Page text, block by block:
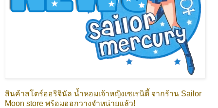
สินค้าสโตร์ออริจินัล น้ำหอมเจ้าหญิงเซเรนิตี้ จากร้าน Sailor
Moon store พร้อมออกวางจำหน่ายแล้ว!